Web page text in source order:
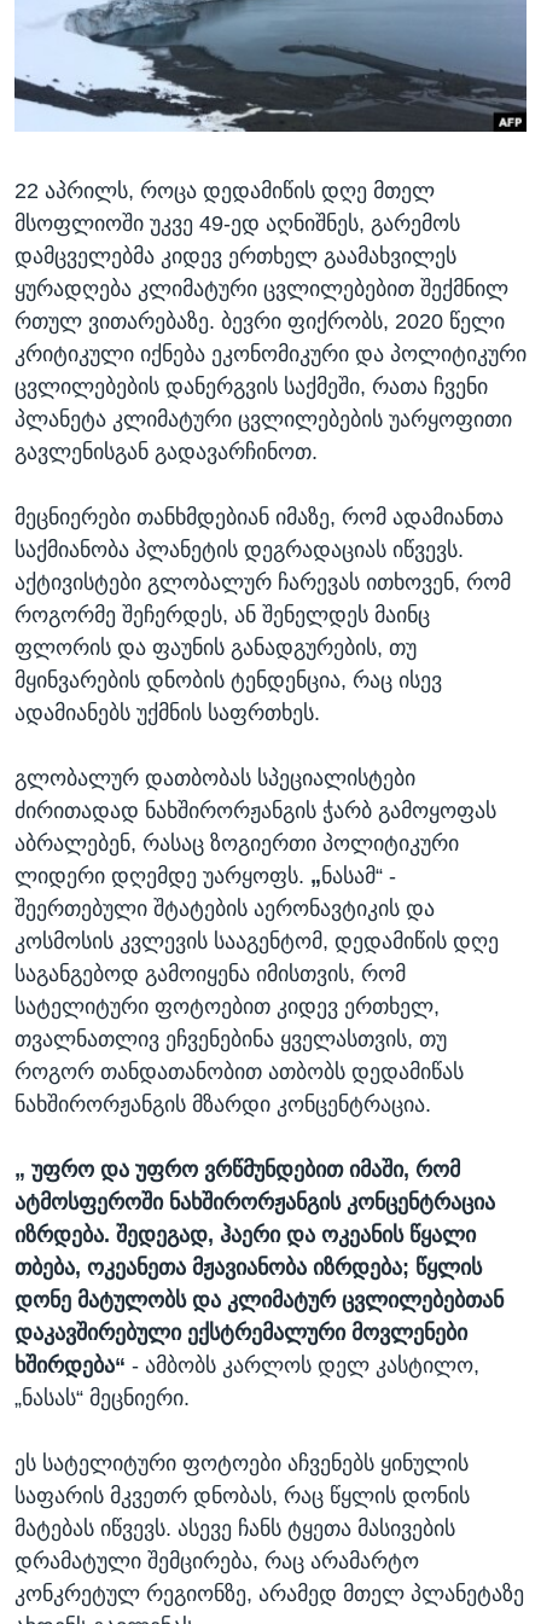
ᲡᲢᲣᲓᲘᲐ ᲕᲐᲨᲘᲜᲒᲢᲝᲜᲘ
ᲔᲙᲝᲜᲝᲛᲘᲙᲐ
ᲯᲐᲜᲛᲠᲗᲔᲚᲝᲑᲐ
ᲛᲔᲪᲜᲘᲔᲠᲔᲑᲐ
ᲙᲣᲚᲢᲣᲠᲐ
ᲒᲐᲚᲘᲚᲔᲝ
ᲓᲔᲖᲘᲜᲤᲝᲠᲛᲐᲪᲘᲐ
Learning English
ᲗᲕᲐᲚᲘ ᲒᲕᲐᲓᲔᲕᲜᲔᲗ
ენები
22 აპრილს, როცა დედამიწის დღე მთელ
მსოფლიოში უკვე 49-ედ აღნიშნეს, გარემოს
დამცველებმა კიდევ ერთხელ გაამახვილეს
ყურადღება კლიმატური ცვლილებებით შექმნილ
რთულ ვითარებაზე. ბევრი ფიქრობს, 2020 წელი
კრიტიკული იქნება ეკონომიკური და პოლიტიკური
ცვლილებების დანერგვის საქმეში, რათა ჩვენი
პლანეტა კლიმატური ცვლილებების უარყოფითი
გავლენისგან გადავარჩინოთ.
მეცნიერები თანხმდებიან იმაზე, რომ ადამიანთა
საქმიანობა პლანეტის დეგრადაციას იწვევს.
აქტივისტები გლობალურ ჩარევას ითხოვენ, რომ
როგორმე შეჩერდეს, ან შენელდეს მაინც
ფლორის და ფაუნის განადგურების, თუ
მყინვარების დნობის ტენდენცია, რაც ისევ
ადამიანებს უქმნის საფრთხეს.
გლობალურ დათბობას სპეციალისტები
ძირითადად ნახშირორჟანგის ჭარბ გამოყოფას
აბრალებენ, რასაც ზოგიერთი პოლიტიკური
ლიდერი დღემდე უარყოფს. „ნასამ“ -
შეერთებული შტატების აერონავტიკის და
კოსმოსის კვლევის სააგენტომ, დედამიწის დღე
საგანგებოდ გამოიყენა იმისთვის, რომ
სატელიტური ფოტოებით კიდევ ერთხელ,
თვალნათლივ ეჩვენებინა ყველასთვის, თუ
როგორ თანდათანობით ათბობს დედამიწას
ნახშირორჟანგის მზარდი კონცენტრაცია.
„ უფრო და უფრო ვრწმუნდებით იმაში, რომ
ატმოსფეროში ნახშირორჟანგის კონცენტრაცია
იზრდება. შედეგად, ჰაერი და ოკეანის წყალი
თბება, ოკეანეთა მჟავიანობა იზრდება; წყლის
დონე მატულობს და კლიმატურ ცვლილებებთან
დაკავშირებული ექსტრემალური მოვლენები
ხშირდება“ - ამბობს კარლოს დელ კასტილო,
„ნასას“ მეცნიერი.
ეს სატელიტური ფოტოები აჩვენებს ყინულის
საფარის მკვეთრ დნობას, რაც წყლის დონის
მატებას იწვევს. ასევე ჩანს ტყეთა მასივების
დრამატული შემცირება, რაც არამარტო
კონკრეტულ რეგიონზე, არამედ მთელ პლანეტაზე